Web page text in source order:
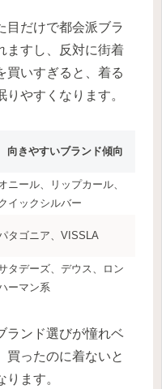
目だけで都会派ブラ
ますし、反対に街着
買いすぎると、着る
やすくなります。
向きやすいブランド傾向
ニール、リップカール、
イックシルバー
タゴニア、VISSLA
タデーズ、デウス、ロン
ーマン系
ランド選びが憧れベ
買ったのに着ないと
ます。